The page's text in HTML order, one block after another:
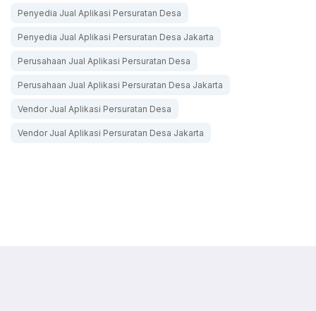
Penyedia Jual Aplikasi Persuratan Desa
Penyedia Jual Aplikasi Persuratan Desa Jakarta
Perusahaan Jual Aplikasi Persuratan Desa
Perusahaan Jual Aplikasi Persuratan Desa Jakarta
Vendor Jual Aplikasi Persuratan Desa
Vendor Jual Aplikasi Persuratan Desa Jakarta